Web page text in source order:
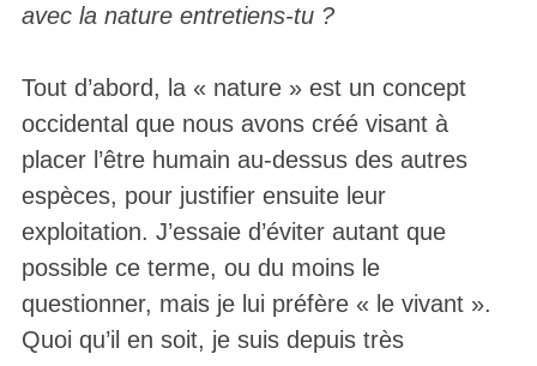
avec la nature entretiens-tu ?
Tout d’abord, la « nature » est un concept
occidental que nous avons créé visant à
placer l’être humain au-dessus des autres
espèces, pour justifier ensuite leur
exploitation. J’essaie d’éviter autant que
possible ce terme, ou du moins le
questionner, mais je lui préfère « le vivant ».
Quoi qu’il en soit, je suis depuis très